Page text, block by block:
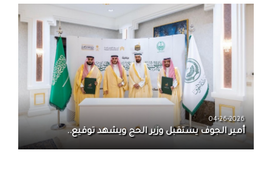
04-26-2026
أمير الجوف يستقبل وزير الحج ويشهد توقيع..